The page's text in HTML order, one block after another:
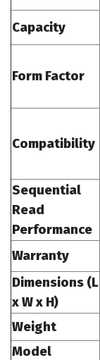
Capacity
Form Factor
Compatibility
Sequential
Read
Performance
Warranty
Dimensions (L
x W x H)
Weight
Model